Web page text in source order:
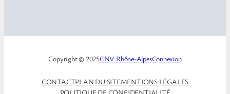
Copyright © 2025CNV Rhône-AlpesConnexion
CONTACTPLAN DU SITEMENTIONS LÉGALES